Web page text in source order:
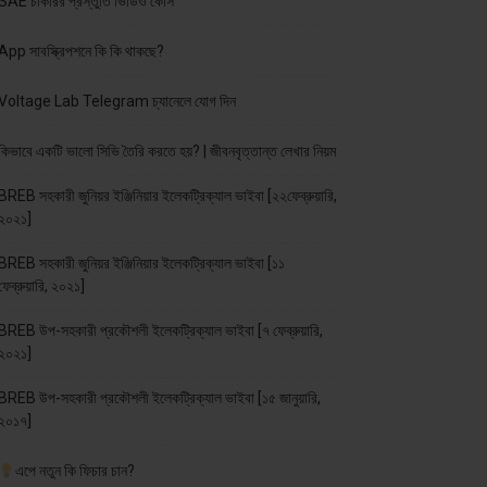
সাবস্ক্রিপশনে কি কি থাকছে?
Lab Telegram চ্যানেলে যোগ দিন
একটি ভালো সিভি তৈরি করতে হয়? | জীবনবৃত্তান্ত লেখার নিয়ম
সহকারী জুনিয়র ইঞ্জিনিয়ার ইলেকট্রিক্যাল ভাইবা [২২ফেব্রুয়ারি,
সহকারী জুনিয়র ইঞ্জিনিয়ার ইলেকট্রিক্যাল ভাইবা [১১
২০২১]
উপ-সহকারী প্রকৌশলী ইলেকট্রিক্যাল ভাইবা [৭ ফেব্রুয়ারি,
উপ-সহকারী প্রকৌশলী ইলেকট্রিক্যাল ভাইবা [১৫ জানুয়ারি,
এপে নতুন কি ফিচার চান?